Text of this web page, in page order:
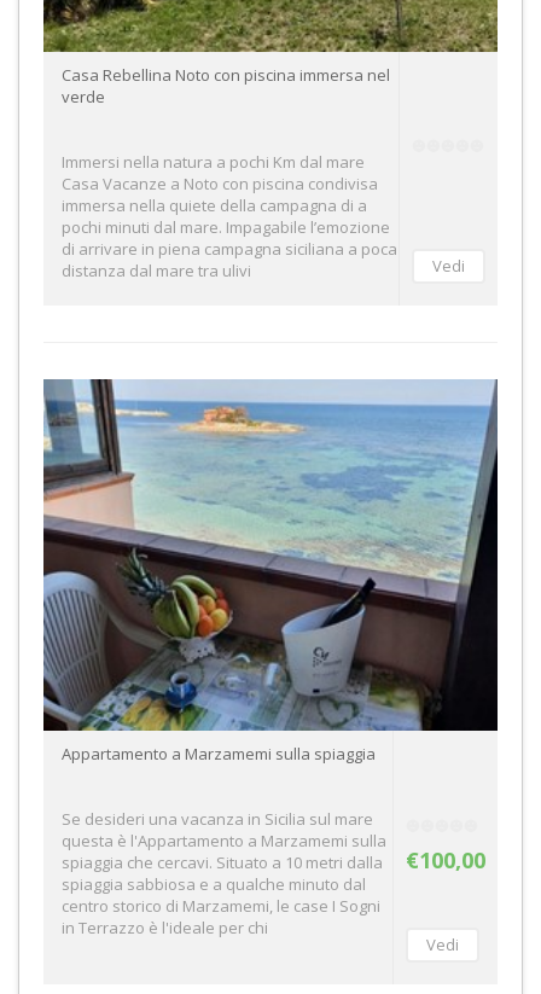
Casa Rebellina Noto con piscina immersa nel
verde
Immersi nella natura a pochi Km dal mare
Casa Vacanze a Noto con piscina condivisa
immersa nella quiete della campagna di a
pochi minuti dal mare. Impagabile l’emozione
di arrivare in piena campagna siciliana a poca
distanza dal mare tra ulivi
€100,00
Appartamento a Marzamemi sulla spiaggia
Se desideri una vacanza in Sicilia sul mare
questa è l'Appartamento a Marzamemi sulla
spiaggia che cercavi. Situato a 10 metri dalla
spiaggia sabbiosa e a qualche minuto dal
centro storico di Marzamemi, le case I Sogni
in Terrazzo è l'ideale per chi